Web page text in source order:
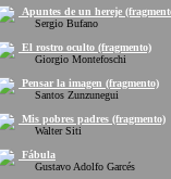
Apuntes de un hereje
Sergio Bufano
El rostro oculto (fragmento)
Giorgio Montefoschi
Pensar la imagen (fragmento)
Santos Zunzunegui
Mis pobres padres (fragmento)
Walter Siti
Fábula
Gustavo Adolfo Garcés